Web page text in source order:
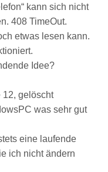
kann sich nicht
408 TimeOut.
etwas lesen kann.
Idee?
12, gelöscht
was sehr gut
eine laufende
ich nicht ändern